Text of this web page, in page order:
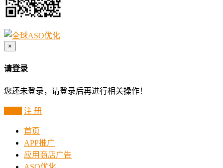
×
请登录
您还未登录，请登录后再进行相关操作！
注 册
首页
APP推广
应用商店广告